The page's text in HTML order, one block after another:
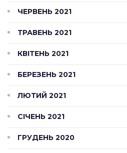
ЧЕРВЕНЬ 2021
ТРАВЕНЬ 2021
КВІТЕНЬ 2021
БЕРЕЗЕНЬ 2021
ЛЮТИЙ 2021
СІЧЕНЬ 2021
ГРУДЕНЬ 2020